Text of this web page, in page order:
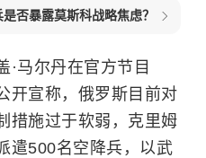
否暴露莫斯科战略焦虑？
·马尔丹在官方节目
开宣称，俄罗斯目前对
措施过于软弱，克里姆
遣500名空降兵，以武